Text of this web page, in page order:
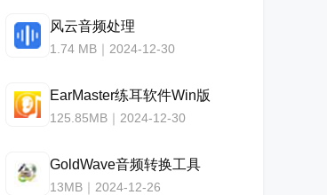
风云音频处理
1.74 MB｜2024-12-30
EarMaster练耳软件Win版
125.85MB｜2024-12-30
GoldWave音频转换工具
13MB｜2024-12-26